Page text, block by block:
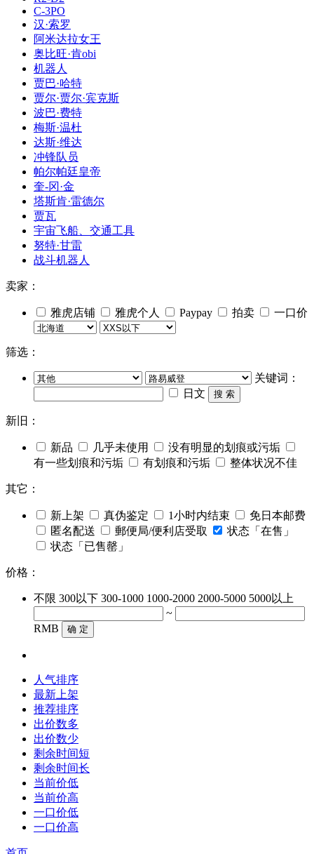
C-3PO
汉·索罗
阿米达拉女王
奥比旺·肯obi
机器人
贾巴·哈特
贾尔·贾尔·宾克斯
波巴·费特
梅斯·温杜
达斯·维达
冲锋队员
帕尔帕廷皇帝
奎-冈·金
塔斯肯·雷德尔
贾瓦
宇宙飞船、交通工具
努特·甘雷
战斗机器人
卖家：
雅虎店铺 雅虎个人 Paypay 拍卖 一口价
筛选：
关键词：
日文
搜 索
新旧：
新品 几乎未使用
没有明显的划痕或污垢
有一些划痕和污垢
有划痕和污垢 整体状况不佳
其它：
新上架 真伪鉴定 1小时内结束
免日本邮费
匿名配送
郵便局/便利店受取
状态「在售」
状态「已售罄」
价格：
不限 300以下 300-1000 1000-2000 2000-5000 5000以上
~
RMB
确 定
人气排序
最新上架
推荐排序
出价数多
出价数少
剩余时间短
剩余时间长
当前价低
当前价高
一口价低
一口价高